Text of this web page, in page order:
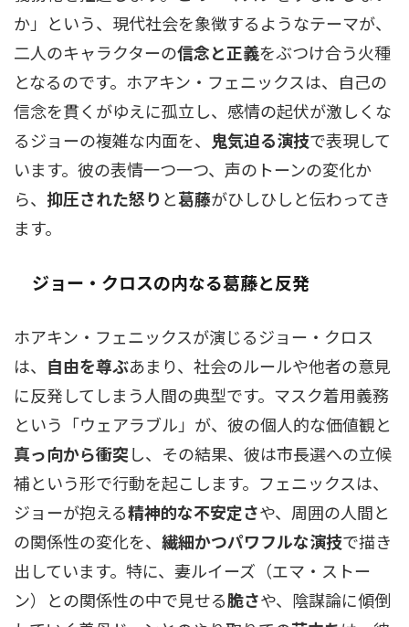
か」という、現代社会を象徴するようなテーマが、
二人のキャラクターの信念と正義をぶつけ合う火種
となるのです。ホアキン・フェニックスは、自己の
信念を貫くがゆえに孤立し、感情の起伏が激しくな
るジョーの複雑な内面を、 鬼気迫る演技で表現して
います。彼の表情一つ一つ、声のトーンの変化か
ら、 抑圧された怒り と葛藤がひしひしと伝わってき
ます。
ジョー・クロスの内なる葛藤と反発
ホアキン・フェニックスが演じるジョー・クロス
は、 自由を尊ぶあまり、社会のルールや他者の意見
に反発してしまう人間の典型です。マスク着用義務
という「ウェアラブル」が、彼の個人的な価値観と
真っ向から衝突し、その結果、彼は市長選への立候
補という形で行動を起こします。フェニックスは、
ジョーが抱える精神的な不安定さや、周囲の人間と
の関係性の変化を、 繊細かつパワフルな演技で描き
出しています。特に、妻ルイーズ（エマ・ストー
ン）との関係性の中で見せる脆さや、陰謀論に傾倒